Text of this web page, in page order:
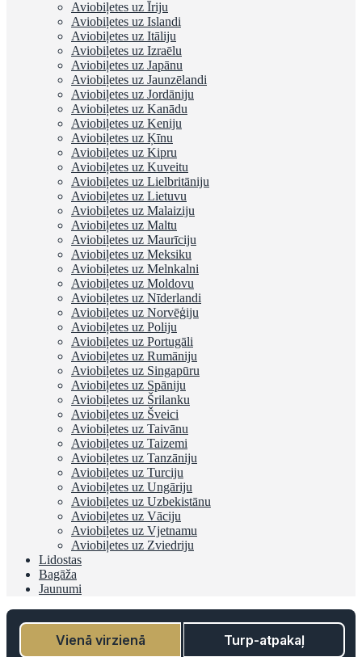
Aviobiļetes uz Īriju
Aviobiļetes uz Islandi
Aviobiļetes uz Itāliju
Aviobiļetes uz Izraēlu
Aviobiļetes uz Japānu
Aviobiļetes uz Jaunzēlandi
Aviobiļetes uz Jordāniju
Aviobiļetes uz Kanādu
Aviobiļetes uz Keniju
Aviobiļetes uz Ķīnu
Aviobiļetes uz Kipru
Aviobiļetes uz Kuveitu
Aviobiļetes uz Lielbritāniju
Aviobiļetes uz Lietuvu
Aviobiļetes uz Malaiziju
Aviobiļetes uz Maltu
Aviobiļetes uz Maurīciju
Aviobiļetes uz Meksiku
Aviobiļetes uz Melnkalni
Aviobiļetes uz Moldovu
Aviobiļetes uz Nīderlandi
Aviobiļetes uz Norvēģiju
Aviobiļetes uz Poliju
Aviobiļetes uz Portugāli
Aviobiļetes uz Rumāniju
Aviobiļetes uz Singapūru
Aviobiļetes uz Spāniju
Aviobiļetes uz Šrilanku
Aviobiļetes uz Šveici
Aviobiļetes uz Taivānu
Aviobiļetes uz Taizemi
Aviobiļetes uz Tanzāniju
Aviobiļetes uz Turciju
Aviobiļetes uz Ungāriju
Aviobiļetes uz Uzbekistānu
Aviobiļetes uz Vāciju
Aviobiļetes uz Vjetnamu
Aviobiļetes uz Zviedriju
Lidostas
Bagāža
Jaunumi
Vienā virzienā Turp-atpakaļ